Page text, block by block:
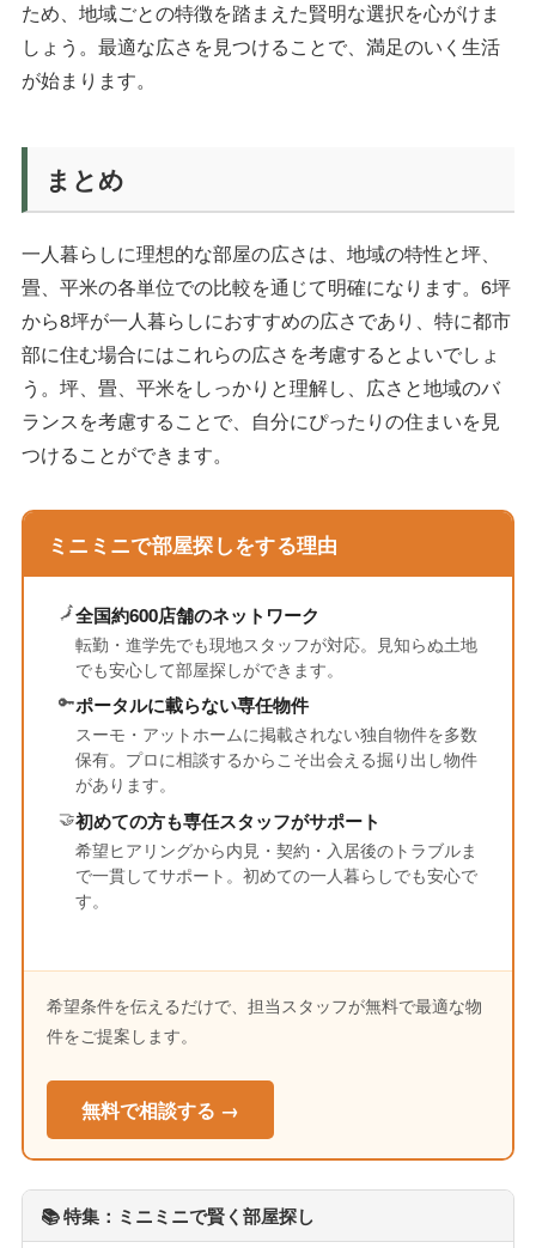
ため、地域ごとの特徴を踏まえた賢明な選択を心がけま
しょう。最適な広さを見つけることで、満足のいく生活
が始まります。
まとめ
一人暮らしに理想的な部屋の広さは、地域の特性と坪、
畳、平米の各単位での比較を通じて明確になります。6坪
から8坪が一人暮らしにおすすめの広さであり、特に都市
部に住む場合にはこれらの広さを考慮するとよいでしょ
う。坪、畳、平米をしっかりと理解し、広さと地域のバ
ランスを考慮することで、自分にぴったりの住まいを見
つけることができます。
ミニミニで部屋探しをする理由
🗾全国約600店舗のネットワーク
転勤・進学先でも現地スタッフが対応。見知らぬ土地
でも安心して部屋探しができます。
🔑ポータルに載らない専任物件
スーモ・アットホームに掲載されない独自物件を多数
保有。プロに相談するからこそ出会える掘り出し物件
があります。
🤝初めての方も専任スタッフがサポート
希望ヒアリングから内見・契約・入居後のトラブルま
で一貫してサポート。初めての一人暮らしでも安心で
す。
希望条件を伝えるだけで、担当スタッフが無料で最適な物
件をご提案します。
無料で相談する →
📚 特集：ミニミニで賢く部屋探し